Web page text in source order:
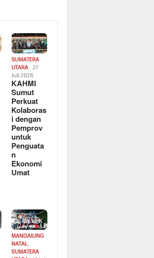
SUMATERA
UTARA
27
Juli 2026
KAHMI
Sumut
Perkuat
Kolaboras
i dengan
Pemprov
untuk
Penguata
n
Ekonomi
Umat
MANDAILING
NATAL,
SUMATERA